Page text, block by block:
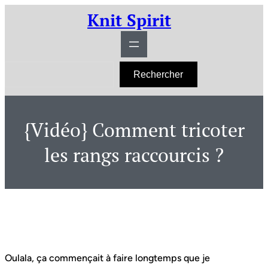
Knit Spirit
h
Rechercher
{Vidéo} Comment tricoter
les rangs raccourcis ?
Oulala, ça commençait à faire longtemps que je